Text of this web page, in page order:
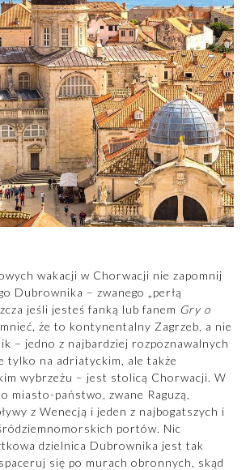
wakacji w Chorwacji nie zapomnij
Dubrownika – zwanego „perłą
jeśli jesteś fanką lub fanem Gry o
że to kontynentalny Zagrzeb, a nie
– jedno z najbardziej rozpoznawalnych
tylko na adriatyckim, ale także
wybrzeżu – jest stolicą Chorwacji. W
miasto-państwo, zwane Raguzą,
z Wenecją i jeden z najbogatszych i
portów. Nic
dzielnica Dubrownika jest tak
się po murach obronnych, skąd